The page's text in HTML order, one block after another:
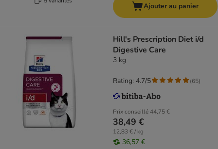
Ajouter au panier
Hill's Prescription Diet i/d
Digestive Care
3 kg
Prix conseillé44,75 €
38,49 €
12,83 € / kg
36,57 €
Rating: 4.7/5 (65)